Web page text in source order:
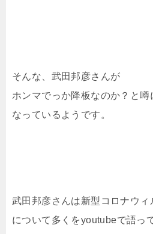
そんな、武田邦彦さんが
ホンマでっか降板なのか？と噂
なっているようです。
武田邦彦さんは新型コロナウィ
について多くをyoutubeで語っ